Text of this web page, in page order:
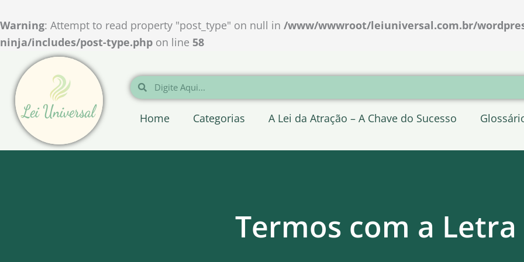
Warning: Attempt to read property "post_type" on null in /www/wwwroot/leiuniversal.com.br/
ninja/includes/post-type.php on line 58
para
o
conteúdo
Pesquisar
Pesquisar
Home Categorias A Lei da Atração – A Chave do Sucesso
Termos com a Letra